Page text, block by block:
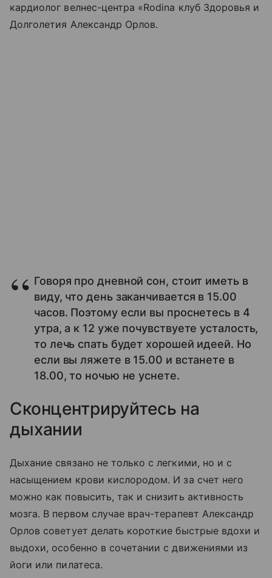
кардиолог велнес-центра «Rodina клуб Здоровья и
Долголетия Александр Орлов.
Говоря про дневной сон, стоит иметь в
виду, что день заканчивается в 15.00
часов. Поэтому если вы проснетесь в 4
утра, а к 12 уже почувствуете усталость,
то лечь спать будет хорошей идеей. Но
если вы ляжете в 15.00 и встанете в
18.00, то ночью не уснете.
Сконцентрируйтесь на
дыхании
Дыхание связано не только с легкими, но и с
насыщением крови кислородом. И за счет него
можно как повысить, так и снизить активность
мозга. В первом случае врач-терапевт Александр
Орлов советует делать короткие быстрые вдохи и
выдохи, особенно в сочетании с движениями из
йоги или пилатеса.